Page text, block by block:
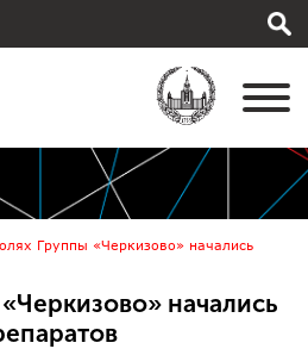
Группы «Черкизово» начались
начались